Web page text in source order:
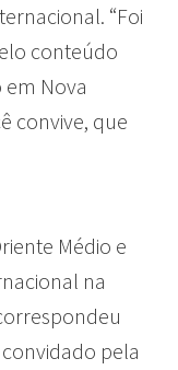
“Foi
conteúdo
Nova
convive, que
Médio e
na
pela